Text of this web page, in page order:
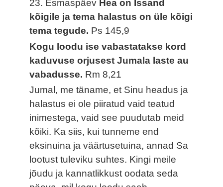
23. Esmaspäev Hea on Issand
kõigile ja tema halastus on üle kõigi
tema tegude. Ps 145,9
Kogu loodu ise vabastatakse kord
kaduvuse orjusest Jumala laste au
vabadusse. Rm 8,21
Jumal, me täname, et Sinu headus ja
halastus ei ole piiratud vaid teatud
inimestega, vaid see puudutab meid
kõiki. Ka siis, kui tunneme end
eksinuina ja väärtusetuina, annad Sa
lootust tuleviku suhtes. Kingi meile
jõudu ja kannatlikkust oodata seda